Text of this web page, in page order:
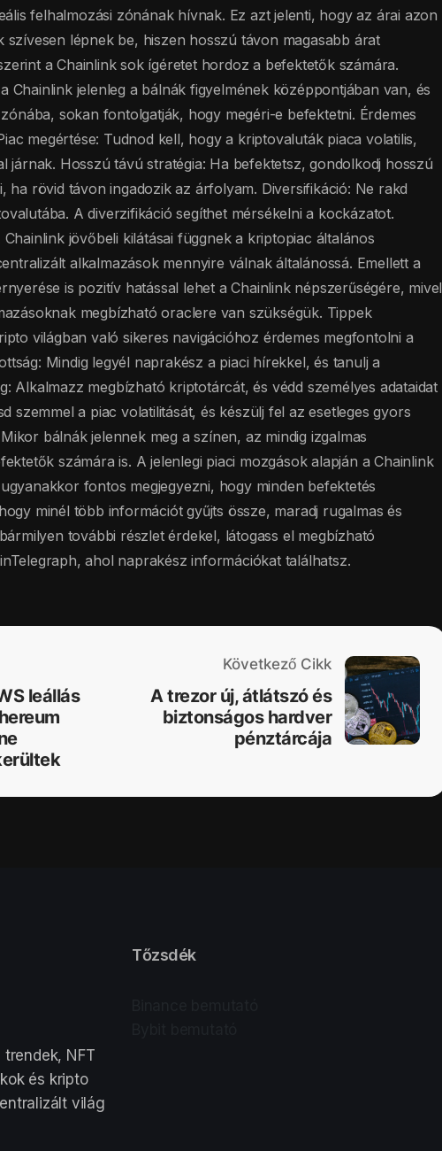
felhalmozási zónának hívnak. Ez azt jelenti, hogy az árai azon
lépnek be, hiszen hosszú távon magasabb árat
a Chainlink sok ígéretet hordoz a befektetők számára.
Chainlink jelenleg a bálnák figyelmének középpontjában van, és
sokan fontolgatják, hogy megéri-e befektetni. Érdemes
megértése: Tudnod kell, hogy a kriptovaluták piaca volatilis,
járnak. Hosszú távú stratégia: Ha befektetsz, gondolkodj hosszú
ha rövid távon ingadozik az árfolyam. Diversifikáció: Ne rakd
A diverzifikáció segíthet mérsékelni a kockázatot.
jövőbeli kilátásai függnek a kriptopiac általános
alkalmazások mennyire válnak általánossá. Emellett a
is pozitív hatással lehet a Chainlink népszerűségére, mivel
megbízható oraclere van szükségük. Tippek
világban való sikeres navigációhoz érdemes megfontolni a
Mindig legyél naprakész a piaci hírekkel, és tanulj a
Alkalmazz megbízható kriptotárcát, és védd személyes adataidat
szemmel a piac volatilitását, és készülj fel az esetleges gyors
bálnák jelennek meg a színen, az mindig izgalmas
számára is. A jelenlegi piaci mozgások alapján a Chainlink
fontos megjegyezni, hogy minden befektetés
minél több információt gyűjts össze, maradj rugalmas és
további részlet érdekel, látogass el megbízható
ahol naprakész információkat találhatsz.
leállás
Következő Cikk
A trezor új, átlátszó és
biztonságos hardver
pénztárcája
NFT
és kripto
világ
Tőzsdék